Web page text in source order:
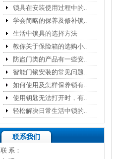
锁具在安装使用过程中的..
学会简略的保养及修补锁..
生活中锁具的选择方法
教你关于保险箱的选购小..
防盗门类的产品有一些安..
智能门锁安装的常见问题..
如何使用及怎样保养锁有..
使用钥匙无法打开时，有..
轻松解决日常生活中锁的..
联系我们
联 系：